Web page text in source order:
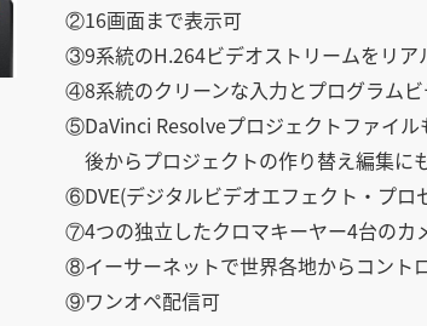
②16画面まで表示可
③9系統のH.264ビデオストリームをリア
④8系統のクリーンな入力とプログラム
⑤DaVinci Resolveプロジェクトファイル
後からプロジェクトの作り替え編集に
⑥DVE(デジタルビデオエフェクト・プロ
⑦4つの独立したクロマキーヤー4台のカ
⑧イーサーネットで世界各地からコント
⑨ワンオペ配信可